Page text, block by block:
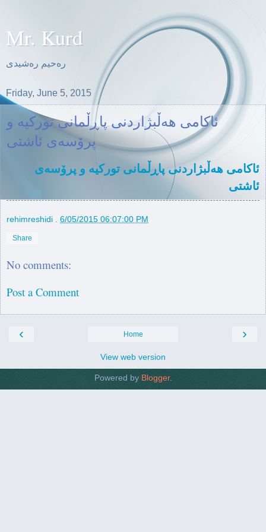
Mr. Kurd
ره‌حیم ره‌شیدی
Friday, June 5, 2015
ئاکامی هەڵبژاردنی پاڕڵمانی تورکیە و
پرۆسەی ئاشتی
ئاکامی هەڵبژاردنی پاڕڵمانی تورکیە و پرۆسەی
ئاشتی
rehimreshidi 6/05/2015 06:07:00 PM
Share
No comments:
Post a Comment
‹ ›
Home
View web version
Powered by Blogger.